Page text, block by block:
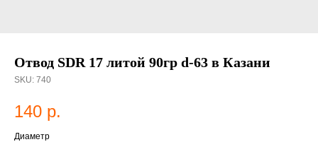
Отвод SDR 17 литой 90гр d-63 в Казани
SKU: 740
140 р.
Диаметр